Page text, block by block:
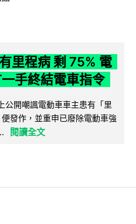
里程病 剩 75% 電
手終結電車指令
公開嘲諷電動車車主患有「里
發作，並重申已廢除電動車強
閱讀全文